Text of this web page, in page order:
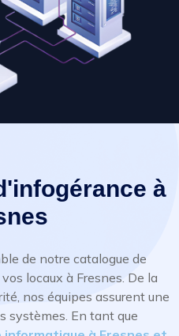
à
de notre catalogue de
locaux à Fresnes. De la
nos équipes assurent une
systèmes. En tant que